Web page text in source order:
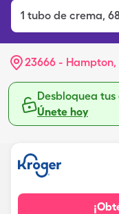
1 tubo de crema,
23666 - Hampton,
Desbloquea
Únete hoy